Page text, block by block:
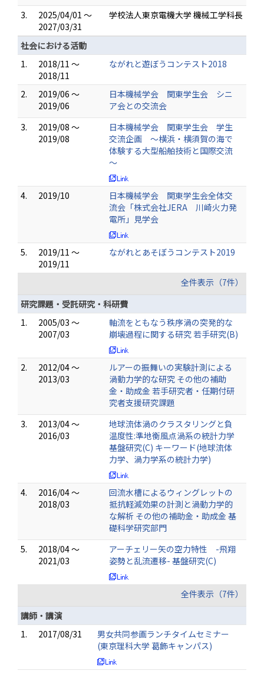
3.
2025/04/01 ～
2027/03/31
学校法人東京電機大学 機械工学科長
社会における活動
1.
2018/11 ～
2018/11
ながれと遊ぼうコンテスト2018
2.
2019/06 ～
2019/06
日本機械学会 関東学生会 シニ
ア会との交流会
3.
2019/08 ～
2019/08
日本機械学会 関東学生会 学生
交流企画 ～横浜・横須賀の海で
体験する大型船舶技術と国際交流
～
4. 2019/10
日本機械学会 関東学生会全体交
流会「株式会社JERA 川崎火力発
電所」見学会
5.
2019/11 ～
2019/11
ながれとあそぼうコンテスト2019
全件表示（7件）
研究課題・受託研究・科研費
1.
2005/03 ～
2007/03
軸流をともなう秩序渦の突発的な
崩壊過程に関する研究 若手研究(B)
2.
2012/04 ～
2013/03
ルアーの振舞いの実験計測による
渦動力学的な研究 その他の補助
金・助成金 若手研究者・任期付研
究者支援研究課題
3.
2013/04 ～
2016/03
地球流体渦のクラスタリングと負
温度性:準地衡風点渦系の統計力学
基盤研究(C) キーワード(地球流体
力学、渦力学系の統計力学)
4.
2016/04 ～
2018/03
回流水槽によるウィングレットの
抵抗軽減効果の計測と渦動力学的
な解析 その他の補助金・助成金 基
礎科学研究部門
5.
2018/04 ～
2021/03
アーチェリー矢の空力特性 -飛翔
姿勢と乱流遷移- 基盤研究(C)
全件表示（7件）
講師・講演
1.
2017/08/31
男女共同参画ランチタイムセミナー
(東京理科大学 葛飾キャンパス)